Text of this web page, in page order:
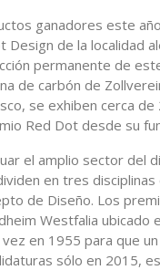
ganadores este
de la localidad
permanente de
de carbón de
se exhiben cerca
Red Dot desde su
el amplio sector del
en tres
de Diseño. Los
Westfalia ubicado
en 1955 para que
sólo en 2015,